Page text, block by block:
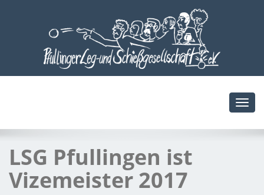
LSG Pfullingen ist
Vizemeister 2017